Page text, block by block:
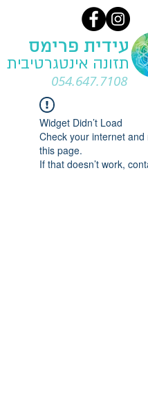
עידית פרימס
תזונה אינטגרטיבית
054.647.7108
Widget Didn’t Load
Check your internet and
this page.
If that doesn’t work,